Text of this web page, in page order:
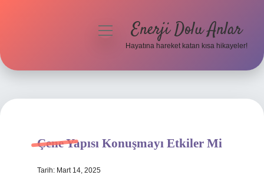
Hakkımızda
menüyüEnerji Dolu Anlar
Hayatına hareket katan kısa hikayeler!
Çene Yapısı Konuşmayı Etkiler Mi
Tarih: Mart 14, 2025